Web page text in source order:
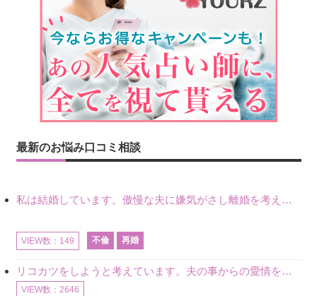
最新のお悩み口コミ相談
私は結婚しています。傲慢な夫に嫌気がさし離婚を考えていたときに、彼と出会いました。彼には恋人がいましたが、話をするうちに、夫とのことを相談するようにな
VIEW数：149 不倫 再婚
リコカツをしようと考えています。夫の事からの愛情を全く感じません。子供がいるので、子供が成長するまではと我慢しています。 まず、お金が必要だと考え、仕事の量も増やしました。ところが、夫は働かず、結局は
VIEW数：2646